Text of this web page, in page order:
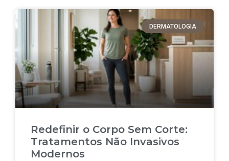
DERMATOLOGIA
Redefinir o Corpo Sem Corte:
Tratamentos Não Invasivos
Modernos